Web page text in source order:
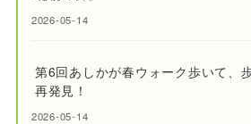
2026-05-14
第6回あしかが春ウォーク歩いて、
再発見！
2026-05-14